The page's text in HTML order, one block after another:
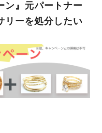
ン』元パートナー
リーを処分したい